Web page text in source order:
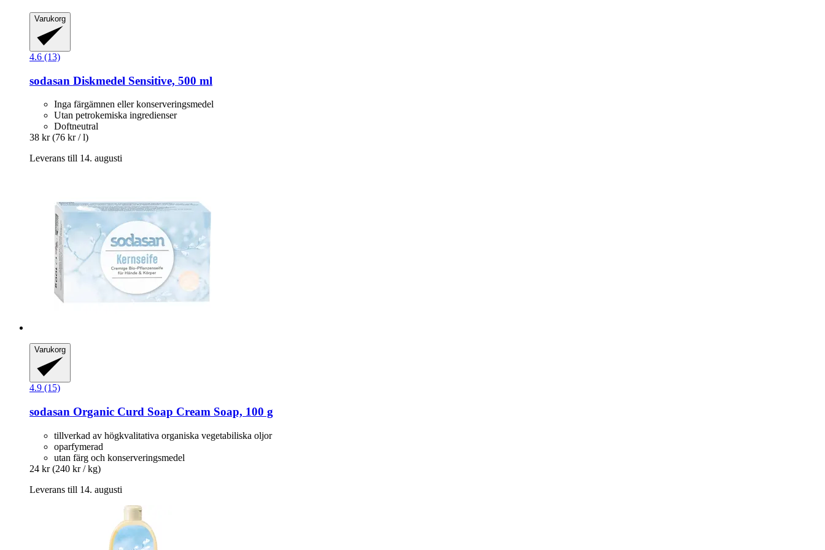
Varukorg
4.6 (13)
sodasan Diskmedel Sensitive, 500 ml
Inga färgämnen eller konserveringsmedel
Utan petrokemiska ingredienser
Doftneutral
38 kr (76 kr / l)
Leverans till 14. augusti
Varukorg
4.9 (15)
sodasan Organic Curd Soap Cream Soap, 100 g
tillverkad av högkvalitativa organiska vegetabiliska oljor
oparfymerad
utan färg och konserveringsmedel
24 kr (240 kr / kg)
Leverans till 14. augusti